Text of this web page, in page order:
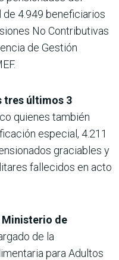
de 4.949 beneficiarios
No Contributivas
de Gestión
tres últimos 3
quienes también
especial, 4.211
graciables y
fallecidos en acto
Ministerio de
de la
para Adultos